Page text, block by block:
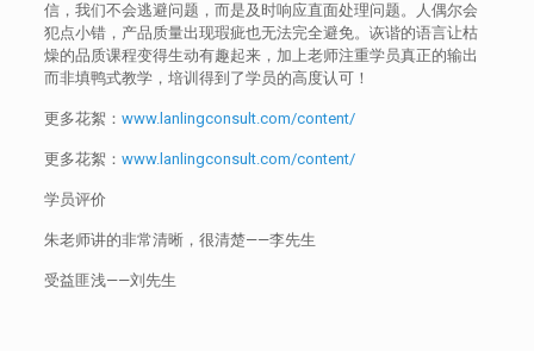
信，我们不会逃避问题，而是及时响应直面处理问题。人偶尔会
犯点小错，产品质量出现瑕疵也无法完全避免。诙谐的语言让枯
燥的品质课程变得生动有趣起来，加上老师注重学员真正的输出
而非填鸭式教学，培训得到了学员的高度认可！
更多花絮： www.lanlingconsult.com/content/
更多花絮： www.lanlingconsult.com/content/
学员评价
朱老师讲的非常清晰，很清楚——李先生
受益匪浅——刘先生